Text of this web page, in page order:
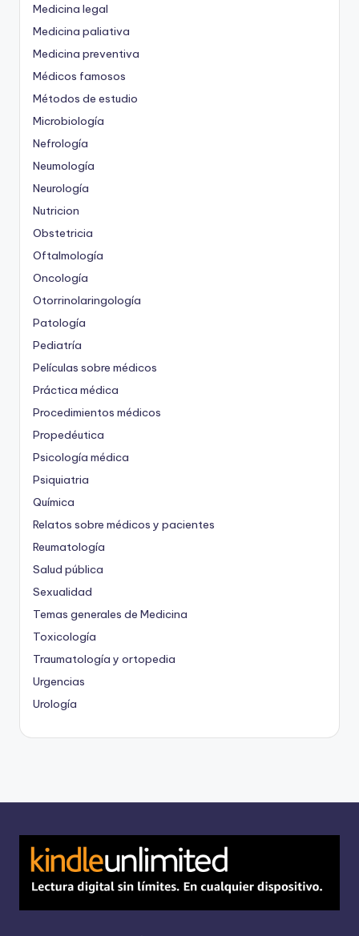
Medicina legal
Medicina paliativa
Medicina preventiva
Médicos famosos
Métodos de estudio
Microbiología
Nefrología
Neumología
Neurología
Nutricion
Obstetricia
Oftalmología
Oncología
Otorrinolaringología
Patología
Pediatría
Películas sobre médicos
Práctica médica
Procedimientos médicos
Propedéutica
Psicología médica
Psiquiatria
Química
Relatos sobre médicos y pacientes
Reumatología
Salud pública
Sexualidad
Temas generales de Medicina
Toxicología
Traumatología y ortopedia
Urgencias
Urología